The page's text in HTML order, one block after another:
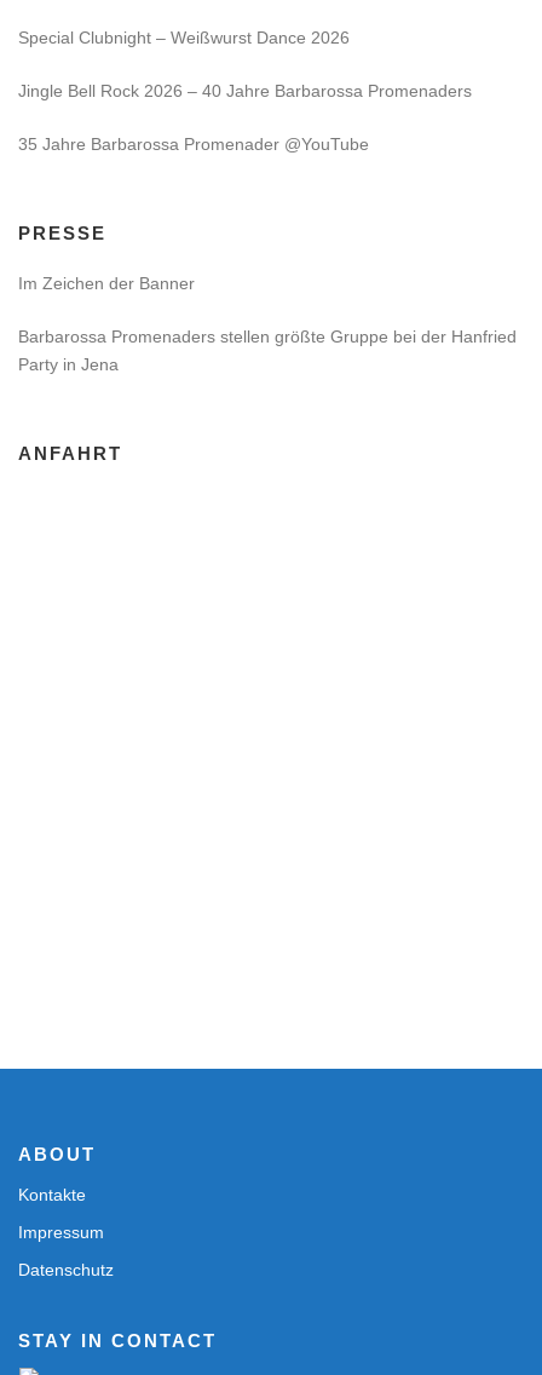
Special Clubnight – Weißwurst Dance 2026
Jingle Bell Rock 2026 – 40 Jahre Barbarossa Promenaders
35 Jahre Barbarossa Promenader @YouTube
PRESSE
Im Zeichen der Banner
Barbarossa Promenaders stellen größte Gruppe bei der Hanfried
Party in Jena
ANFAHRT
ABOUT
Kontakte
Impressum
Datenschutz
STAY IN CONTACT